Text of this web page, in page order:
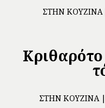
ΣΤΗΝ ΚΟΥΖΊΝΑ
ΣΤΗΝ ΚΟΥΖΊΝΑ